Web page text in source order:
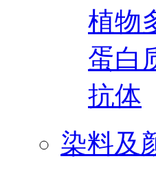
植物
蛋白
抗体
染料及